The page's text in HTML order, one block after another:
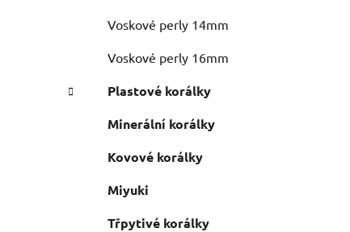
Voskové perly 14mm
Voskové perly 16mm
Plastové korálky
Minerální korálky
Kovové korálky
Miyuki
Třpytivé korálky